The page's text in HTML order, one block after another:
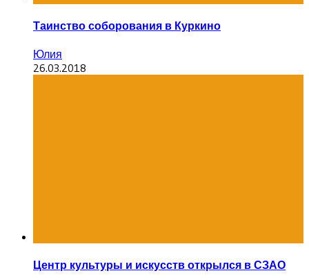
Таинство соборования в Куркино
Юлия
26.03.2018
Центр культуры и искусств открылся в СЗАО